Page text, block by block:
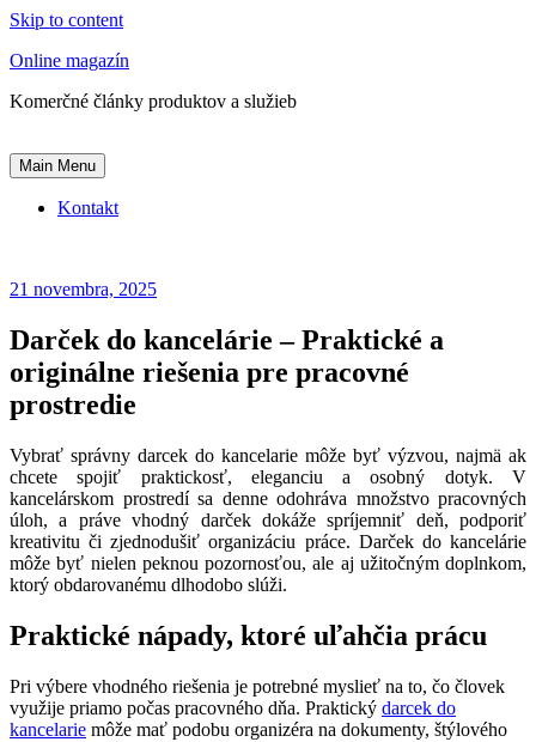
Skip to content
Online magazín
Komerčné články produktov a služieb
Main Menu
Kontakt
21 novembra, 2025
Darček do kancelárie – Praktické a
originálne riešenia pre pracovné
prostredie
Vybrať správny darcek do kancelarie môže byť výzvou, najmä ak
chcete spojiť praktickosť, eleganciu a osobný dotyk. V
kancelárskom prostredí sa denne odohráva množstvo pracovných
úloh, a práve vhodný darček dokáže spríjemniť deň, podporiť
kreativitu či zjednodušiť organizáciu práce. Darček do kancelárie
môže byť nielen peknou pozornosťou, ale aj užitočným doplnkom,
ktorý obdarovanému dlhodobo slúži.
Praktické nápady, ktoré uľahčia prácu
Pri výbere vhodného riešenia je potrebné myslieť na to, čo človek
využije priamo počas pracovného dňa. Praktický darcek do
kancelarie môže mať podobu organizéra na dokumenty, štýlového